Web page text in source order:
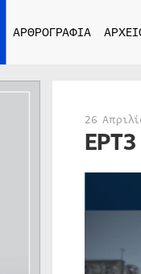
ΑΡΘΡΟΓΡΑΦΙΑ
26